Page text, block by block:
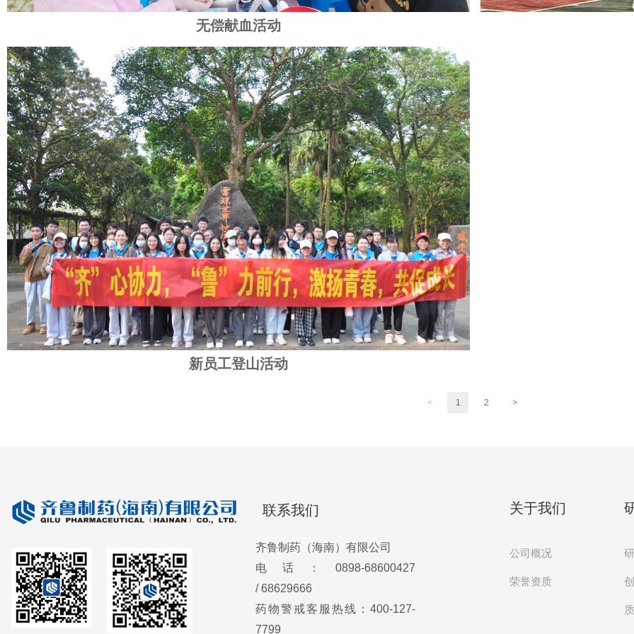
无偿献血活动
新员工登山活动
< 1 2 >
关于我们
公司概况
荣誉资质
联系我们
齐鲁制药（海南）有限公司
电话：0898-68600427
/68629666
药物警戒客服热线：400-127-
7799